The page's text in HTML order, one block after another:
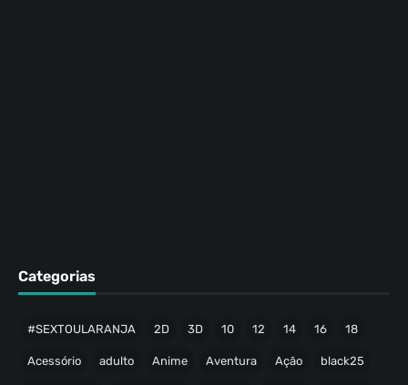
Categorias
#SEXTOULARANJA 2D 3D 10 12 14 16 18
Acessório adulto Anime Aventura Ação black25